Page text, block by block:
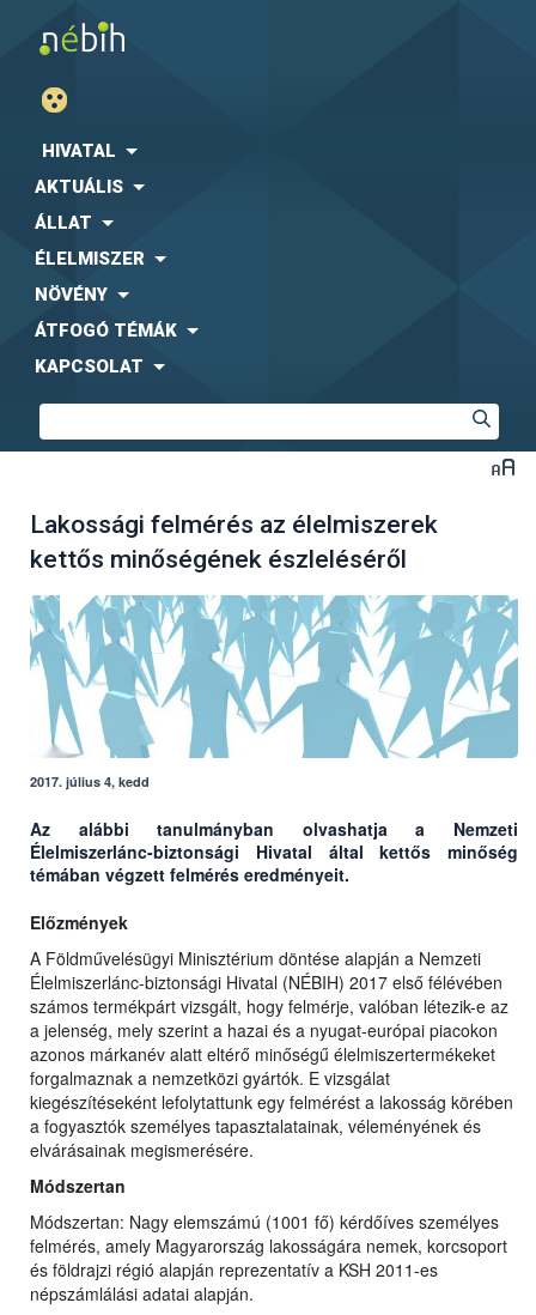
HIVATAL
AKTUÁLIS
ÁLLAT
ÉLELMISZER
NÖVÉNY
ÁTFOGÓ TÉMÁK
KAPCSOLAT
Lakossági felmérés az élelmiszerek
kettős minőségének észleléséről
2017. július 4, kedd
Az alábbi tanulmányban olvashatja a Nemzeti
Élelmiszerlánc-biztonsági Hivatal által kettős minőség
témában végzett felmérés eredményeit.
Előzmények
A Földművelésügyi Minisztérium döntése alapján a Nemzeti
Élelmiszerlánc-biztonsági Hivatal (NÉBIH) 2017 első félévében
számos termékpárt vizsgált, hogy felmérje, valóban létezik-e az
a jelenség, mely szerint a hazai és a nyugat-európai piacokon
azonos márkanév alatt eltérő minőségű élelmiszertermékeket
forgalmaznak a nemzetközi gyártók. E vizsgálat
kiegészítéseként lefolytattunk egy felmérést a lakosság körében
a fogyasztók személyes tapasztalatainak, véleményének és
elvárásainak megismerésére.
Módszertan
Módszertan: Nagy elemszámú (1001 fő) kérdőíves személyes
felmérés, amely Magyarország lakosságára nemek, korcsoport
és földrajzi régió alapján reprezentatív a KSH 2011-es
népszámlálási adatai alapján.